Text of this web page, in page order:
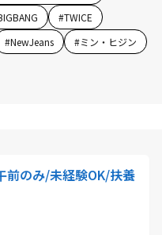
#TWICE
#NewJeans #ミン・ヒジン
前のみ/未経験OK/扶養